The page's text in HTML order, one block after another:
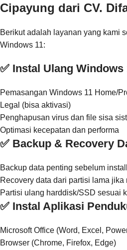
Cipayung dari CV.
Berikut adalah layanan yang kami
Windows 11:
✅ Instal Ulang Windows
Pemasangan Windows 11 Home/
Legal (bisa aktivasi)
Penghapusan virus dan file sisa
Optimasi kecepatan dan performa
✅ Backup & Recovery
Backup data penting sebelum
Recovery data dari partisi lama
Partisi ulang harddisk/SSD sesuai
✅ Instal Aplikasi
Microsoft Office (Word, Excel,
Browser (Chrome, Firefox, Edge)